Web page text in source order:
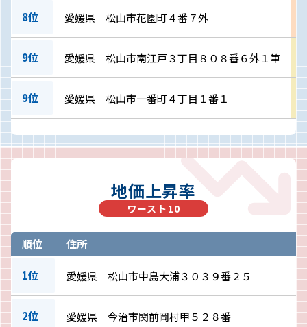
8位 愛媛県 松山市花園町４番７外
9位 愛媛県 松山市南江戸３丁目８０８番６外１筆
9位 愛媛県 松山市一番町４丁目１番１
地価上昇率
ワースト10
順位 住所
1位 愛媛県 松山市中島大浦３０３９番２５
2位 愛媛県 今治市関前岡村甲５２８番